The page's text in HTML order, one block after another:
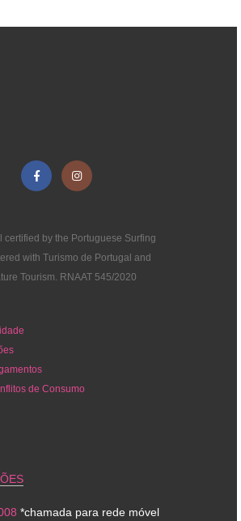
certified by the Portuguese Surfing
with Turismo de Portugal and
Tourism. RNAAT 545/2020
de Consumo
*chamada para rede móvel